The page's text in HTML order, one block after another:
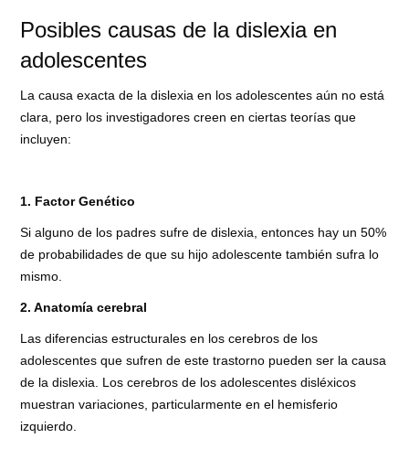
Posibles causas de la dislexia en
adolescentes
La causa exacta de la dislexia en los adolescentes aún no está
clara, pero los investigadores creen en ciertas teorías que
incluyen:
1. Factor Genético
Si alguno de los padres sufre de dislexia, entonces hay un 50%
de probabilidades de que su hijo adolescente también sufra lo
mismo.
2. Anatomía cerebral
Las diferencias estructurales en los cerebros de los
adolescentes que sufren de este trastorno pueden ser la causa
de la dislexia. Los cerebros de los adolescentes disléxicos
muestran variaciones, particularmente en el hemisferio
izquierdo.